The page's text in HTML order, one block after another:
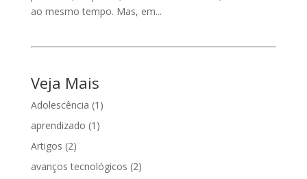
ao mesmo tempo. Mas, em...
Veja Mais
Adolescência (1)
aprendizado (1)
Artigos (2)
avanços tecnológicos (2)